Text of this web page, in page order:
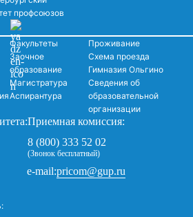
профсоюзов
Факультеты
Заочное
образование
Магистратура
Аспирантура
Проживание
Схема проезда
Гимназия Ольгино
Сведения об
образовательной
организации
Приемная комиссия:
8 (800) 333 52 02
(Звонок бесплатный)
e-mail:pricom@gup.ru